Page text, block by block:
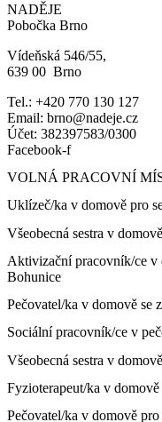
NADĚJE
Pobočka Brno
Vídeňská 546/55,
639 00 Brno
Tel.: +420 770 130 127
Email: brno@nadeje.cz
Účet: 382397583/0300
Facebook-f
VOLNÁ PRACOVNÍ
Uklízeč/ka v domově pro
Všeobecná sestra v
Aktivizační pracovník/ce v
Bohunice
Pečovatel/ka v domově se
Sociální pracovník/ce v
Všeobecná sestra v
Fyzioterapeut/ka v
Pečovatel/ka v domově